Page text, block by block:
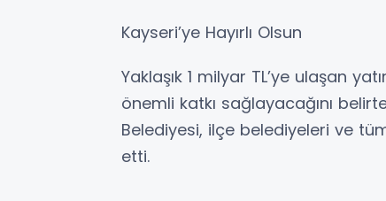
Kayseri’ye Hayırlı Olsun
Yaklaşık 1 milyar TL’ye ulaşan
önemli katkı sağlayacağını
Belediyesi, ilçe belediyeleri ve
etti.